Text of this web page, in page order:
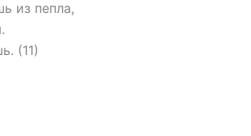
из пепла,
(11)